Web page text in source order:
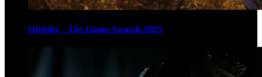
Divinity - The Game Awards 2025